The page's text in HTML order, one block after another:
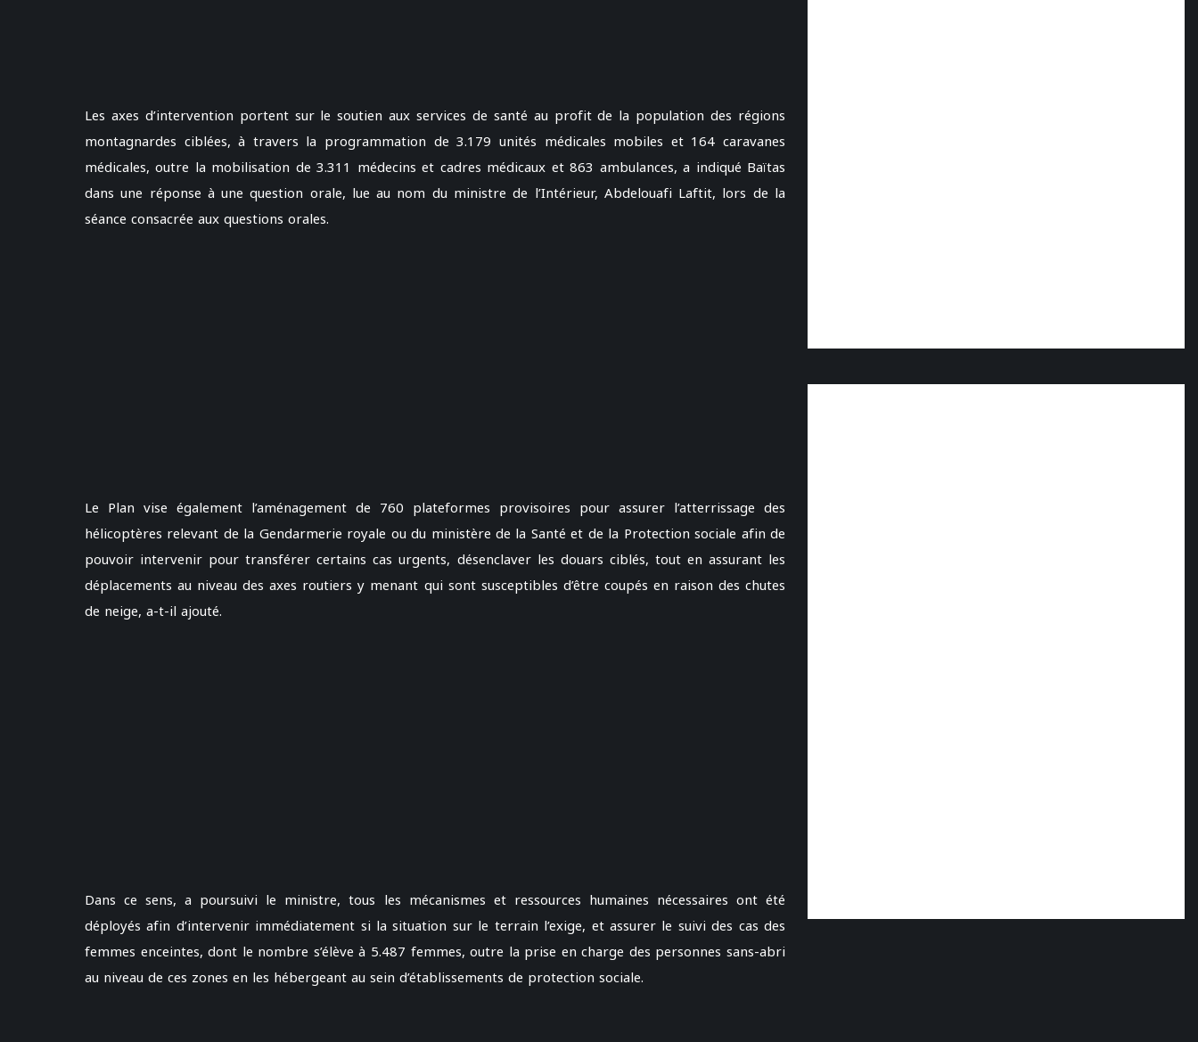
Les axes d’intervention portent sur le soutien aux services de santé au profit de la population des régions
montagnardes ciblées, à travers la programmation de 3.179 unités médicales mobiles et 164 caravanes
médicales, outre la mobilisation de 3.311 médecins et cadres médicaux et 863 ambulances, a indiqué Baïtas
dans une réponse à une question orale, lue au nom du ministre de l’Intérieur, Abdelouafi Laftit, lors de la
séance consacrée aux questions orales.
Le Plan vise également l’aménagement de 760 plateformes provisoires pour assurer l’atterrissage des
hélicoptères relevant de la Gendarmerie royale ou du ministère de la Santé et de la Protection sociale afin de
pouvoir intervenir pour transférer certains cas urgents, désenclaver les douars ciblés, tout en assurant les
déplacements au niveau des axes routiers y menant qui sont susceptibles d’être coupés en raison des chutes
de neige, a-t-il ajouté.
Dans ce sens, a poursuivi le ministre, tous les mécanismes et ressources humaines nécessaires ont été
déployés afin d’intervenir immédiatement si la situation sur le terrain l’exige, et assurer le suivi des cas des
femmes enceintes, dont le nombre s’élève à 5.487 femmes, outre la prise en charge des personnes sans-abri
au niveau de ces zones en les hébergeant au sein d’établissements de protection sociale.